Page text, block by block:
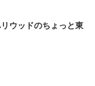
ウッドのちょっと東